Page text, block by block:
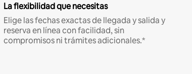
La flexibilidad que necesitas
Elige las fechas exactas de llegada y salida y
reserva en línea con facilidad, sin
compromisos ni trámites adicionales.*